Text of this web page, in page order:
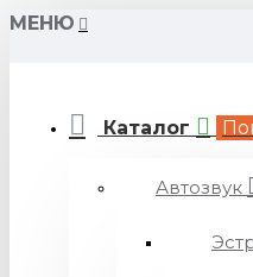
МЕНЮ
Каталог
Автозвук